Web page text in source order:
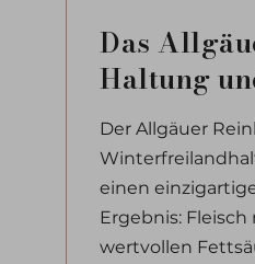
Das
Haltung
Der Allgäuer
einen
Ergebnis:
wertvollen